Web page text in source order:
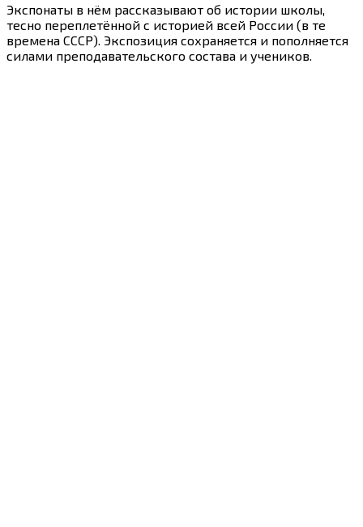
Экспонаты в нём рассказывают об истории школы,
тесно переплетённой с историей всей России (в те
времена СССР). Экспозиция сохраняется и пополняется
силами преподавательского состава и учеников.